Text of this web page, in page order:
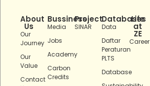
About
Us
Our
Journey
Our
Value
Contact
Bussiness
Media
Jobs
Academy
Carbon
Credits
Project
SINAR
Databases
Data
Daftar
Peraturan
PLTS
Database
Life
at
ZE
Career